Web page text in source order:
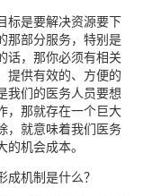
标是要解决资源要下
那部分服务，特别是
话，那你必须有相关
提供有效的、方便的
我们的医务人员要想
，那就存在一个巨大
，就意味着我们医务
机会成本。
成机制是什么？